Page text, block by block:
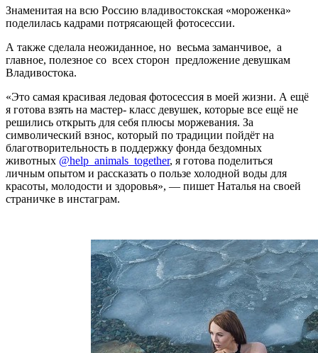
Знаменитая на всю Россию владивостокская «мороженка»
поделилась кадрами потрясающей фотосессии.
А также сделала неожиданное, но весьма заманчивое, а
главное, полезное со всех сторон предложение девушкам
Владивостока.
«Это самая красивая ледовая фотосессия в моей жизни. А ещё
я готова взять на мастер- класс девушек, которые все ещё не
решились открыть для себя плюсы моржевания. За
символический взнос, который по традиции пойдёт на
благотворительность в поддержку фонда бездомных
животных @help_animals_together, я готова поделиться
личным опытом и рассказать о пользе холодной воды для
красоты, молодости и здоровья», — пишет Наталья на своей
страничке в инстаграм.